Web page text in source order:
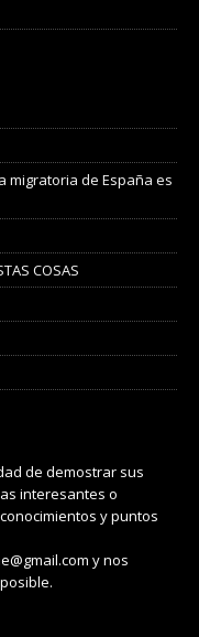
migratoria de España es
COSAS
de demostrar sus
interesantes o
y puntos
y nos